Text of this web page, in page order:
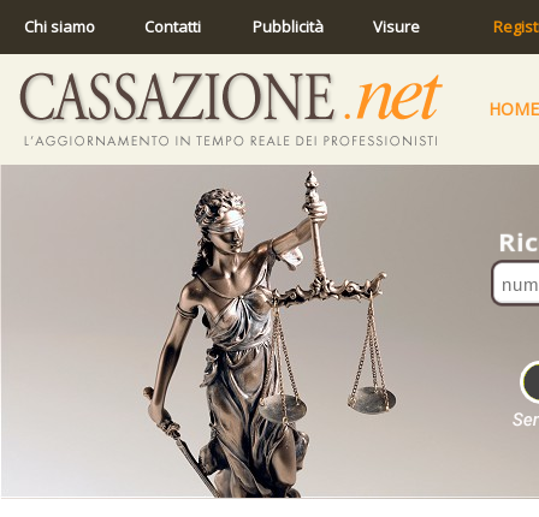
Chi siamo Contatti Pubblicità Visure
HOME